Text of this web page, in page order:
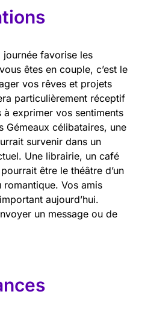
journée favorise les
êtes en couple, c’est le
vos rêves et projets
particulièrement réceptif
à exprimer vos sentiments
Gémeaux célibataires, une
survenir dans un
Une librairie, un café
être le théâtre d’un
romantique. Vos amis
aujourd’hui.
un message ou de